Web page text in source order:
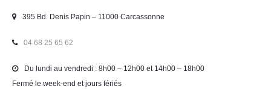
395 Bd. Denis Papin – 11000 Carcassonne
04 68 25 65 62
Du lundi au vendredi : 8h00 – 12h00 et 14h00 – 18h00
Fermé le week-end et jours fériés